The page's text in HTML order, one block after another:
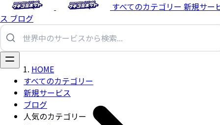
すべてのカテゴリー 新規サー
ス ブログ
すべてのカテゴリー
新規サービス
ブログ
人気のカテゴリー
HOME